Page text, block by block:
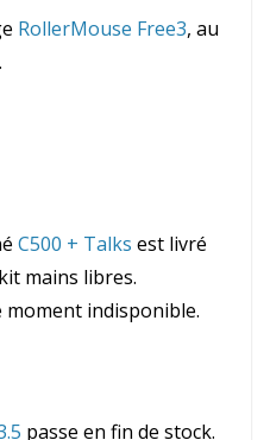
RollerMouse Free3, au
C500 + Talks est livré
mains libres.
moment indisponible.
passe en fin de stock.